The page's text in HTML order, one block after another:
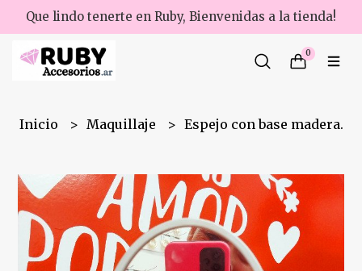
Que lindo tenerte en Ruby, Bienvenidas a la tienda!
0
Inicio Maquillaje Espejo con base madera.